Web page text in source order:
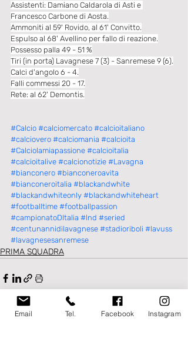
Assistenti: Damiano Caldarola di Asti e
Francesco Carbone di Aosta.
Ammoniti al 59' Rovido, al 61' Convitto.
Espulso al 68' Avellino per fallo di reazione.
Possesso palla 49 - 51 %
Tiri (in porta) Lavagnese 7 (3) - Sanremese 9 (6).
Calci d'angolo 6 - 4.
Falli commessi 20 - 17.
Rete: al 62' Demontis.
#Calcio #calciomercato #calcioitaliano
#calciovero #calciomania #calcioita
#Calciolamiapassione #calcioitalia
#calcioitalive #calcionotizie #Lavagna
#bianconero #bianconeroavita
#bianconeroitalia #blackandwhite
#blackandwhiteonly #blackandwhiteheart
#footballtime #footballpassion
#campionatoDItalia #lnd #seried
#centunannidilavagnese #stadioriboli #lavuss
#lavagnesesanremese
PRIMA SQUADRA
Email Tel. Facebook Instagram